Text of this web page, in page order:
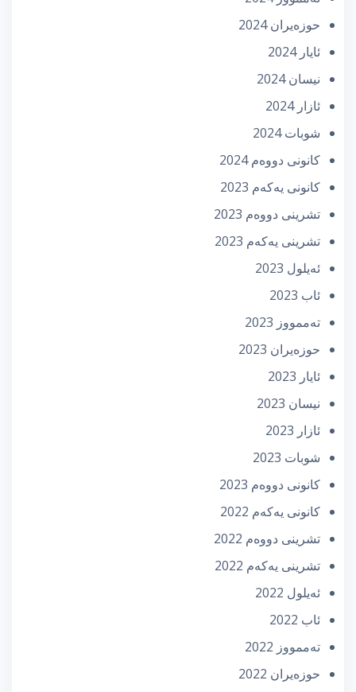
حوزه‌یران 2024
ئایار 2024
نیسان 2024
ئازار 2024
شوبات 2024
كانونی دووه‌م 2024
كانونی یه‌كه‌م 2023
تشرینی دووه‌م 2023
تشرینی یه‌كه‌م 2023
ئه‌یلول 2023
ئاب 2023
تەممووز 2023
حوزه‌یران 2023
ئایار 2023
نیسان 2023
ئازار 2023
شوبات 2023
كانونی دووه‌م 2023
كانونی یه‌كه‌م 2022
تشرینی دووه‌م 2022
تشرینی یه‌كه‌م 2022
ئه‌یلول 2022
ئاب 2022
تەممووز 2022
حوزه‌یران 2022